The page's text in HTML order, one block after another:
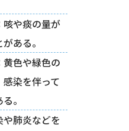
咳や痰の量が
ある。
色や緑色の
染を伴って
。
肺炎などを